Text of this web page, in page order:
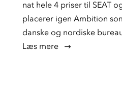
nat hele 4 priser til SEAT
placerer igen Ambition
danske og nordiske
læs mere